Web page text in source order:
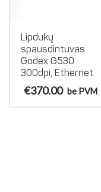
Lipdukų
spausdintuvas
Godex G530
300dpi, Ethernet
€370.00 be PVM